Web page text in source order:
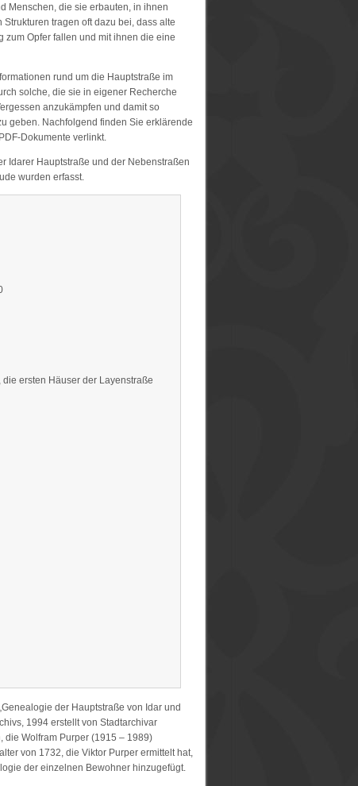
Menschen, die sie erbauten, in ihnen
tragen oft dazu bei, dass alte
zum Opfer fallen und mit ihnen die eine
rund um die Hauptstraße im
solche, die sie in eigener Recherche
anzukämpfen und damit so
geben. Nachfolgend finden Sie erklärende
Dokumente verlinkt.
Idarer Hauptstraße und der Nebenstraßen
wurden erfasst.
ersten Häuser der Layenstraße
der Hauptstraße von Idar und
1994 erstellt von Stadtarchivar
die Wolfram Purper (1915 – 1989)
von 1732, die Viktor Purper ermittelt hat,
der einzelnen Bewohner hinzugefügt.